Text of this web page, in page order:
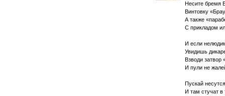
Несите бремя
Винтовку
А также
С прикладом
И если
Увидишь
Взводи затвор
И пули не
Пускай
И там стучат в